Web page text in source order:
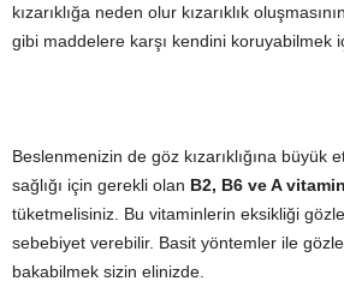
kızarıklığa neden olur kızarıklık
gibi maddelere karşı kendini koruyabilmek
Beslenmenizin de göz kızarıklığına büyük
sağlığı için gerekli olan B2, B6 ve A
tüketmelisiniz. Bu vitaminlerin eksikliği
sebebiyet verebilir. Basit yöntemler ile
bakabilmek sizin elinizde.